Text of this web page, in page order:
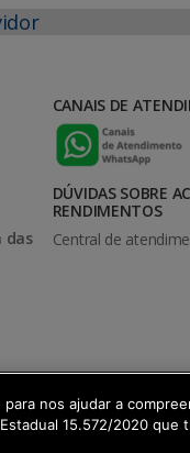
das
CANAIS DE
DÚVIDAS SOBRE
RENDIMENTOS
Central de
Digital
nos ajudar a
15.572/2020 que